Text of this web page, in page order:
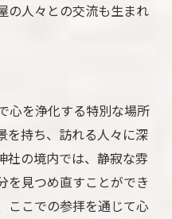
の人々との交流も生まれ
心を浄化する特別な場所
を持ち、訪れる人々に深
社の境内では、静寂な雰
を見つめ直すことができ
ここでの参拝を通じて心